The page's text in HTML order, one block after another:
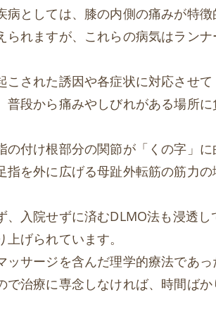
としては、膝の内側の痛みが特徴
れますが、これらの病気はランナ
された誘因や各症状に対応させて
段から痛みやしびれがある場所に
付け根部分の関節が「くの字」に
を外に広げる母趾外転筋の筋力の
入院せずに済むDLMO法も浸透し
げられています。
サージを含んだ理学的療法であっ
治療に専念しなければ、時間ばか